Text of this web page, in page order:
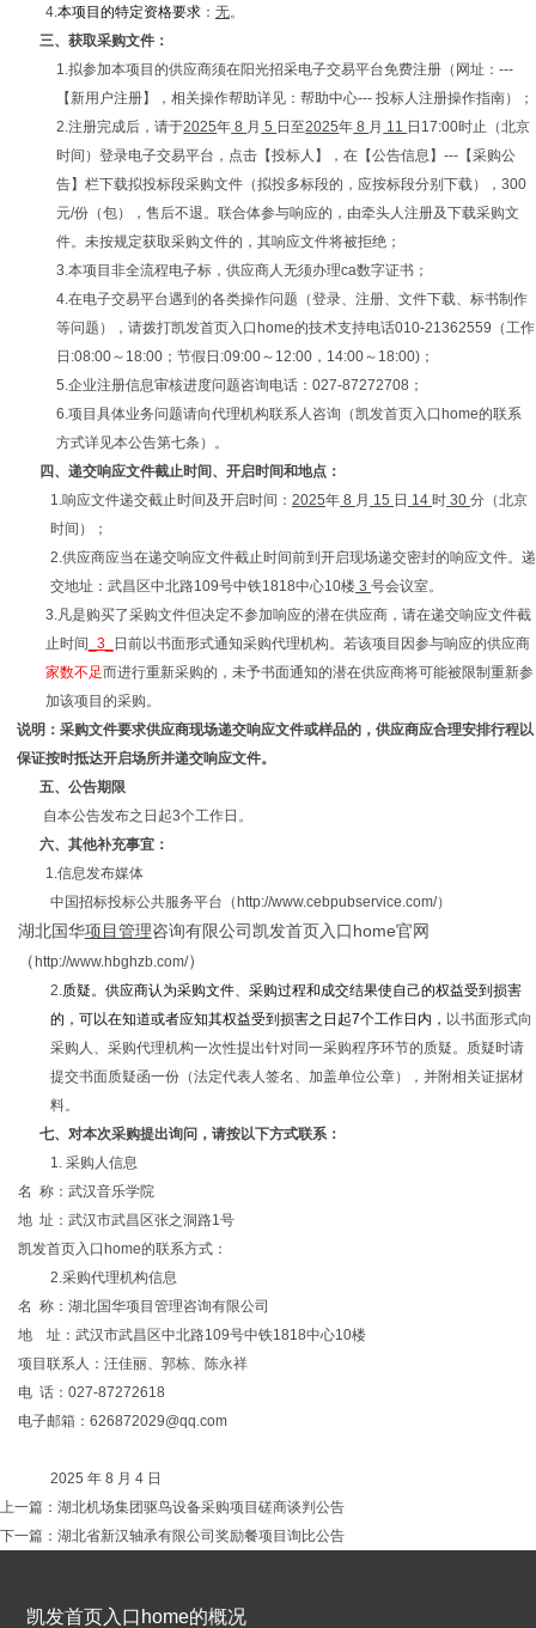
4.本项目的特定资格要求： 无。
三、获取采购文件：
1.拟参加本项目的供应商须在阳光招采电子交易平台免费注册（网址：---
【新用户注册】，相关操作帮助详见：帮助中心--- 投标人注册操作指南）；
2.注册完成后，请于2025年 8 月 5 日至2025年 8 月 11 日17:00时止（北京
时间）登录电子交易平台，点击【投标人】，在【公告信息】---【采购公
告】栏下载拟投标段采购文件（拟投多标段的，应按标段分别下载），300
元/份（包），售后不退。联合体参与响应的，由牵头人注册及下载采购文
件。未按规定获取采购文件的，其响应文件将被拒绝；
3.本项目非全流程电子标，供应商人无须办理ca数字证书；
4.在电子交易平台遇到的各类操作问题（登录、注册、文件下载、标书制作
等问题），请拨打凯发首页入口home的技术支持电话010-21362559（工作
日:08:00～18:00；节假日:09:00～12:00，14:00～18:00)；
5.企业注册信息审核进度问题咨询电话：027-87272708；
6.项目具体业务问题请向代理机构联系人咨询（凯发首页入口home的联系
方式详见本公告第七条）。
四、递交响应文件截止时间、开启时间和地点：
1.响应文件递交截止时间及开启时间： 2025年 8 月 15 日 14 时 30 分（北京
时间）；
2.供应商应当在递交响应文件截止时间前到开启现场递交密封的响应文件。递
交地址：武昌区中北路109号中铁1818中心10楼 3 号会议室。
3.凡是购买了采购文件但决定不参加响应的潜在供应商，请在递交响应文件截
止时间
_3_
日前以书面形式通知采购代理机构。若该项目因参与响应的供应商
家数不足而进行重新采购的，未予书面通知的潜在供应商将可能被限制重新参
加该项目的采购。
说明：采购文件要求供应商现场递交响应文件或样品的，供应商应合理安排行程以
保证按时抵达开启场所并递交响应文件。
五、公告期限
自本公告发布之日起3个工作日。
六、其他补充事宜：
1.信息发布媒体
中国招标投标公共服务平台（http://www.cebpubservice.com/）
湖北国华项目管理咨询有限公司凯发首页入口home官网
（ http://www.hbghzb.com/）
2.质疑。供应商认为采购文件、采购过程和成交结果使自己的权益受到损害
的，可以在知道或者应知其权益受到损害之日起7个工作日内， 以书面形式向
采购人、采购代理机构一次性提出针对同一采购程序环节的质疑。质疑时请
提交书面质疑函一份（法定代表人签名、加盖单位公章），并附相关证据材
料。
七、对本次采购提出询问，请按以下方式联系：
1. 采购人信息
名 称：武汉音乐学院
地 址：武汉市武昌区张之洞路1号
凯发首页入口home的联系方式：
2.采购代理机构信息
名 称：湖北国华项目管理咨询有限公司
地 址：武汉市武昌区中北路109号中铁1818中心10楼
项目联系人：汪佳丽、郭栋、陈永祥
电 话：027-87272618
电子邮箱： 626872029@qq.com
2025 年 8 月 4 日
上一篇： 湖北机场集团驱鸟设备采购项目磋商谈判公告
下一篇： 湖北省新汉轴承有限公司奖励餐项目询比公告
凯发首页入口home的概况